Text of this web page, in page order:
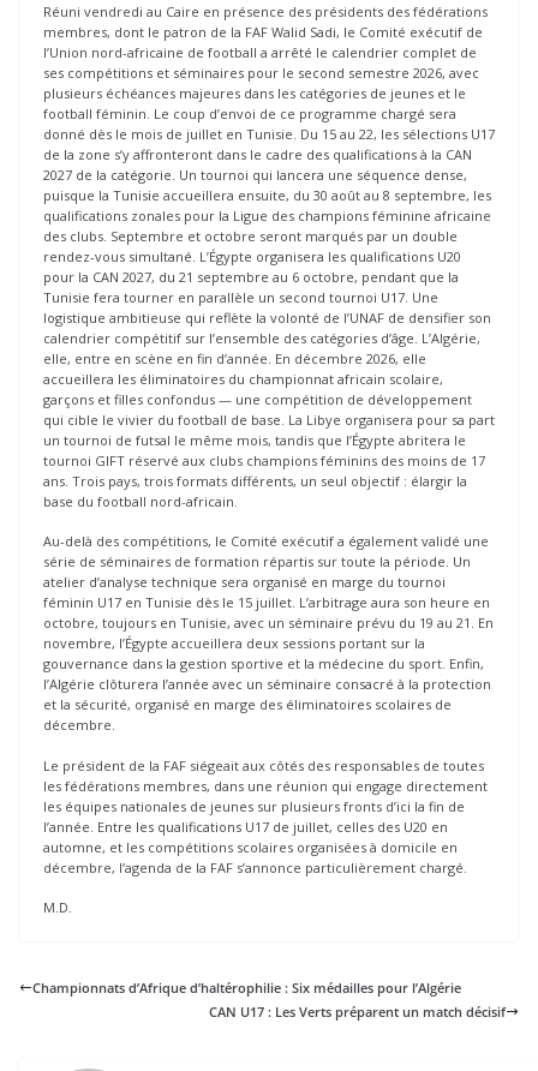
Réuni vendredi au Caire en présence des présidents des fédérations
membres, dont le patron de la FAF Walid Sadi, le Comité exécutif de
l’Union nord-africaine de football a arrêté le calendrier complet de
ses compétitions et séminaires pour le second semestre 2026, avec
plusieurs échéances majeures dans les catégories de jeunes et le
football féminin. Le coup d’envoi de ce programme chargé sera
donné dès le mois de juillet en Tunisie. Du 15 au 22, les sélections U17
de la zone s’y affronteront dans le cadre des qualifications à la CAN
2027 de la catégorie. Un tournoi qui lancera une séquence dense,
puisque la Tunisie accueillera ensuite, du 30 août au 8 septembre, les
qualifications zonales pour la Ligue des champions féminine africaine
des clubs. Septembre et octobre seront marqués par un double
rendez-vous simultané. L’Égypte organisera les qualifications U20
pour la CAN 2027, du 21 septembre au 6 octobre, pendant que la
Tunisie fera tourner en parallèle un second tournoi U17. Une
logistique ambitieuse qui reflète la volonté de l’UNAF de densifier son
calendrier compétitif sur l’ensemble des catégories d’âge. L’Algérie,
elle, entre en scène en fin d’année. En décembre 2026, elle
accueillera les éliminatoires du championnat africain scolaire,
garçons et filles confondus — une compétition de développement
qui cible le vivier du football de base. La Libye organisera pour sa part
un tournoi de futsal le même mois, tandis que l’Égypte abritera le
tournoi GIFT réservé aux clubs champions féminins des moins de 17
ans. Trois pays, trois formats différents, un seul objectif : élargir la
base du football nord-africain.
Au-delà des compétitions, le Comité exécutif a également validé une
série de séminaires de formation répartis sur toute la période. Un
atelier d’analyse technique sera organisé en marge du tournoi
féminin U17 en Tunisie dès le 15 juillet. L’arbitrage aura son heure en
octobre, toujours en Tunisie, avec un séminaire prévu du 19 au 21. En
novembre, l’Égypte accueillera deux sessions portant sur la
gouvernance dans la gestion sportive et la médecine du sport. Enfin,
l’Algérie clôturera l’année avec un séminaire consacré à la protection
et la sécurité, organisé en marge des éliminatoires scolaires de
décembre.
Le président de la FAF siégeait aux côtés des responsables de toutes
les fédérations membres, dans une réunion qui engage directement
les équipes nationales de jeunes sur plusieurs fronts d’ici la fin de
l’année. Entre les qualifications U17 de juillet, celles des U20 en
automne, et les compétitions scolaires organisées à domicile en
décembre, l’agenda de la FAF s’annonce particulièrement chargé.
M.D.
Championnats d’Afrique d’haltérophilie : Six médailles pour l’Algérie
CAN U17 : Les Verts préparent un match décisif